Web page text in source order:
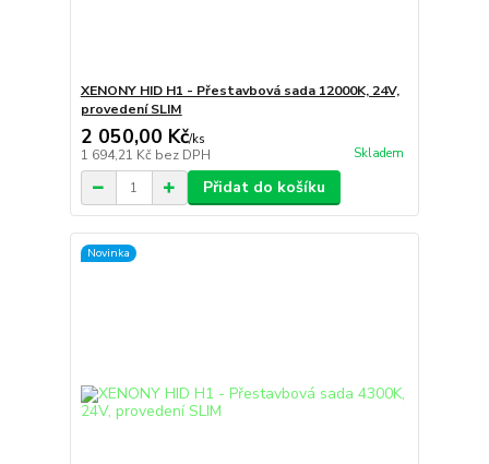
XENONY HID H1 - Přestavbová sada 12000K, 24V,
provedení SLIM
2 050,00 Kč/ks
1 694,21 Kč bez DPH Skladem
Přidat do košíku
Novinka